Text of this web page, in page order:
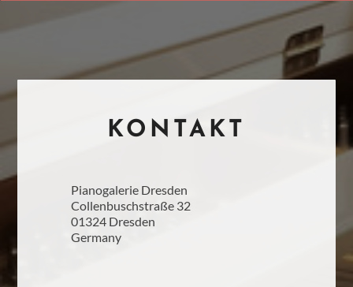
KONTAKT
Pianogalerie Dresden
Collenbuschstraße 32
01324 Dresden
Germany